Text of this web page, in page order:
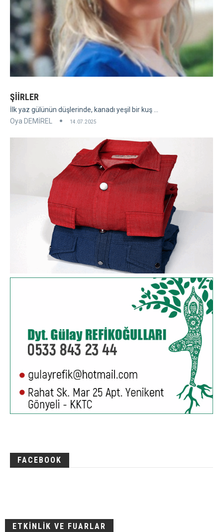
ŞİİRLER
İlk yaz gülünün düşlerinde, kanadı yeşil bir kuş ...
Oya DEMİREL
14.07.2025
FACEBOOK
ETKİNLİK VE FUARLAR